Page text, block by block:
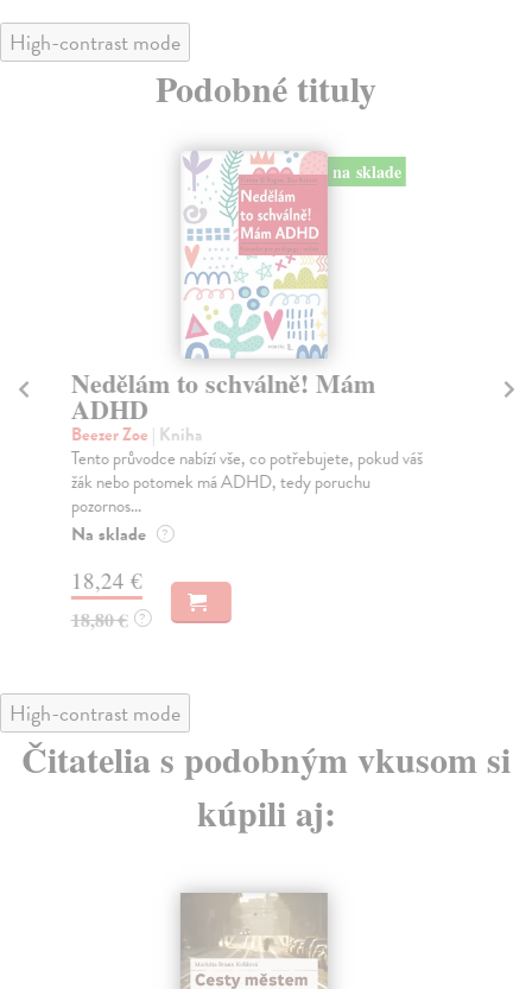
High-contrast mode
Podobné tituly
na sklade
Nedělám to schválně! Mám
ADHD
Beezer Zoe | Kniha
Tento průvodce nabízí vše, co potřebujete, pokud váš
žák nebo potomek má ADHD, tedy poruchu
pozornos...
Na sklade ?
18,24 €
18,80 € ?
High-contrast mode
Čitatelia s podobným vkusom si
kúpili aj: